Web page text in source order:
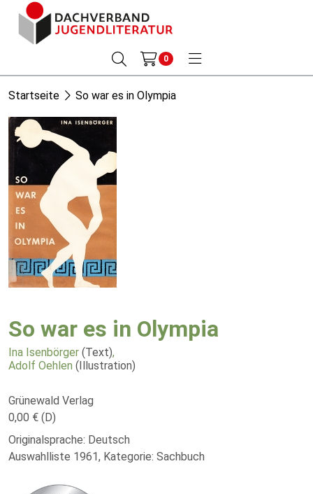
0
Startseite So war es in Olympia
So war es in Olympia
Ina Isenbörger (Text),
Adolf Oehlen (Illustration)
Grünewald Verlag
0,00 € (D)
Originalsprache: Deutsch
Auswahlliste 1961, Kategorie: Sachbuch